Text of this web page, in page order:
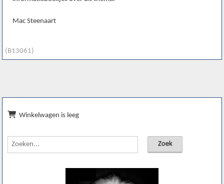
(B13061)
Mac Steenaart
Winkelwagen is leeg